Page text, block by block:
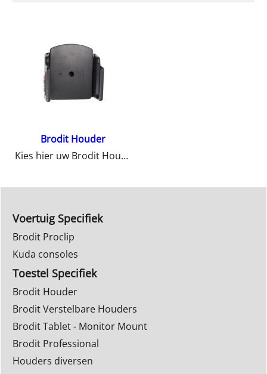
Brodit Houder
Kies hier uw Brodit Houder
Voertuig Specifiek
Brodit Proclip
Kuda consoles
Toestel Specifiek
Brodit Houder
Brodit Verstelbare Houders
Brodit Tablet - Monitor Mount
Brodit Professional
Houders diversen